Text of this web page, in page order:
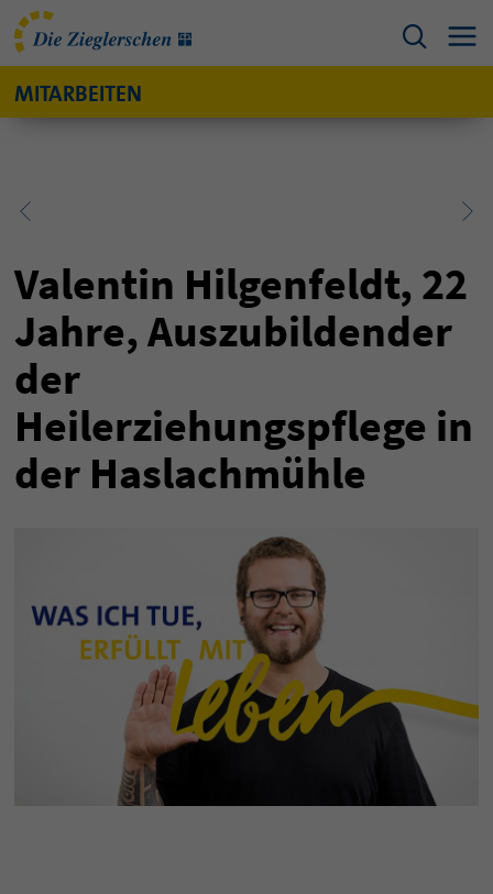
MITARBEITEN
Valentin Hilgenfeldt, 22
Jahre, Auszubildender
der
Heilerziehungspflege in
der Haslachmühle